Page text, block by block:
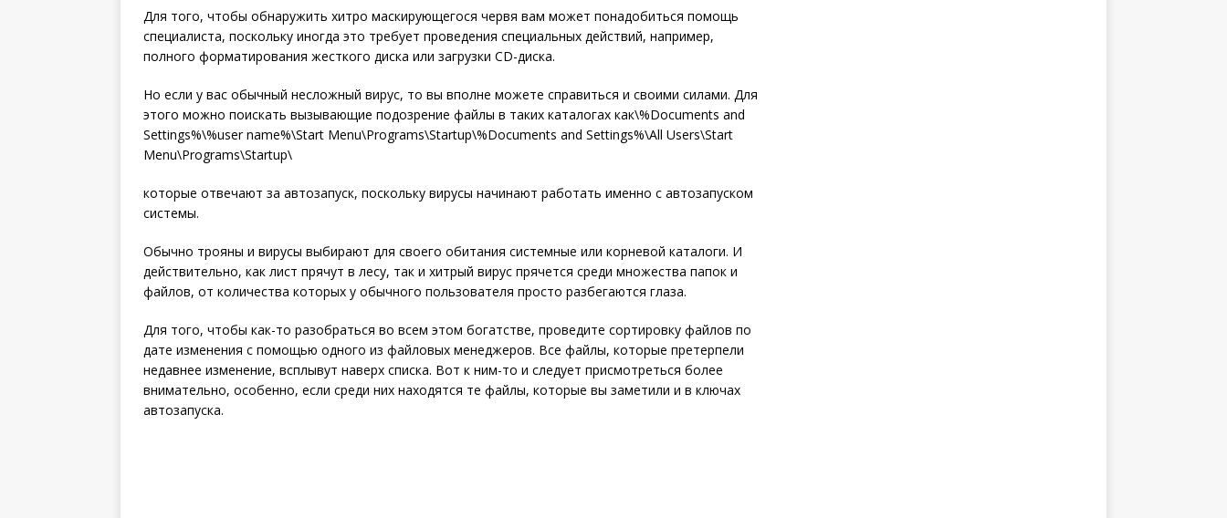
Для того, чтобы обнаружить хитро маскирующегося червя вам может понадобиться помощь
специалиста, поскольку иногда это требует проведения специальных действий, например,
полного форматирования жесткого диска или загрузки CD-диска.
Но если у вас обычный несложный вирус, то вы вполне можете справиться и своими силами. Для
этого можно поискать вызывающие подозрение файлы в таких каталогах как\%Documents and
Settings%\%user name%\Start Menu\Programs\Startup\%Documents and Settings%\All Users\Start
Menu\Programs\Startup\
которые отвечают за автозапуск, поскольку вирусы начинают работать именно с автозапуском
системы.
Обычно трояны и вирусы выбирают для своего обитания системные или корневой каталоги. И
действительно, как лист прячут в лесу, так и хитрый вирус прячется среди множества папок и
файлов, от количества которых у обычного пользователя просто разбегаются глаза.
Для того, чтобы как-то разобраться во всем этом богатстве, проведите сортировку файлов по
дате изменения с помощью одного из файловых менеджеров. Все файлы, которые претерпели
недавнее изменение, всплывут наверх списка. Вот к ним-то и следует присмотреться более
внимательно, особенно, если среди них находятся те файлы, которые вы заметили и в ключах
автозапуска.